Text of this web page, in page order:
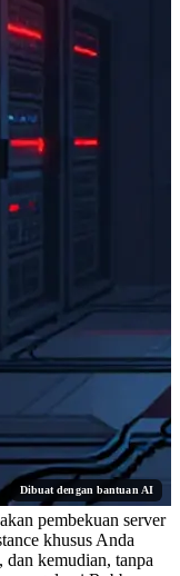
Dibuat dengan bantuan AI
pembekuan server
khusus Anda
dan kemudian, tanpa